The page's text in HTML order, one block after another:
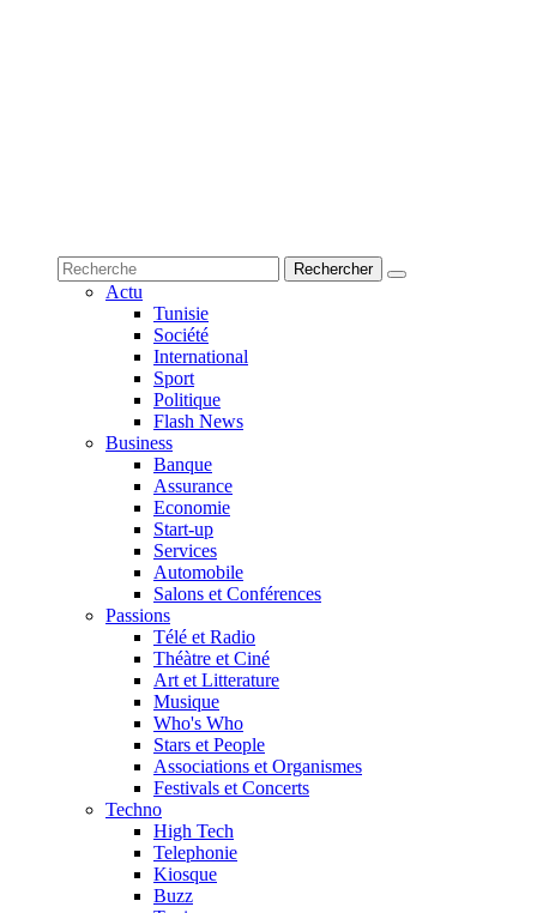
Actu
Tunisie
Société
International
Sport
Politique
Flash News
Business
Banque
Assurance
Economie
Start-up
Services
Automobile
Salons et Conférences
Passions
Télé et Radio
Théàtre et Ciné
Art et Litterature
Musique
Who's Who
Stars et People
Associations et Organismes
Festivals et Concerts
Techno
High Tech
Telephonie
Kiosque
Buzz